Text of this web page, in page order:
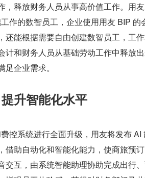
，释放财务人员从事高价值工作。用
作的数智员工，企业使用用友 BIP 的
能根据需要自由创建数智员工，工
和财务人员从基础劳动工作中释放
企业需求。
升智能化水平
控系统进行全面升级，用友将发布 AI
助自动化和智能化能力，使商旅预
互，由系统智能助理协助完成出行